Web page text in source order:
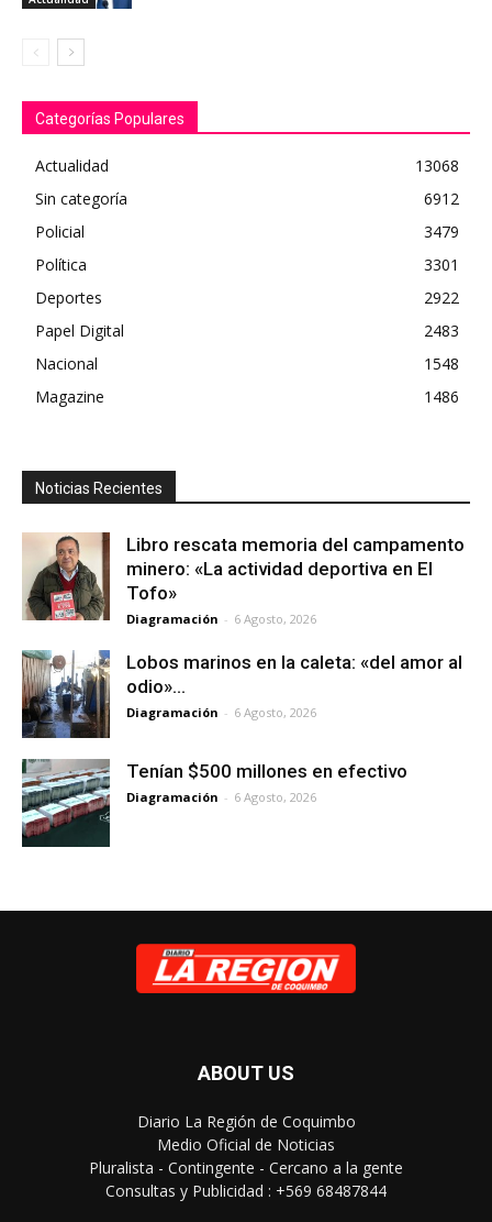
Categorías Populares
Actualidad
13068
Sin categoría
6912
Policial
3479
Política
3301
Deportes
2922
Papel Digital
2483
Nacional
1548
Magazine
1486
Noticias Recientes
Libro rescata memoria del campamento
minero: «La actividad deportiva en El
Tofo»
Diagramación - 6 Agosto, 2026
Lobos marinos en la caleta: «del amor al
odio»…
Diagramación - 6 Agosto, 2026
Tenían $500 millones en efectivo
Diagramación - 6 Agosto, 2026
ABOUT US
Diario La Región de Coquimbo
Medio Oficial de Noticias
Pluralista - Contingente - Cercano a la gente
Consultas y Publicidad : +569 68487844